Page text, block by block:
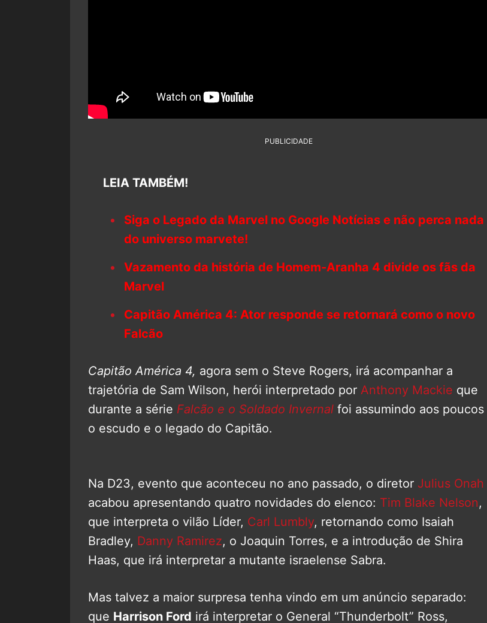
PUBLICIDADE
LEIA TAMBÉM!
Siga o Legado da Marvel no Google Notícias e não perca nada
do universo marvete!
Vazamento da história de Homem-Aranha 4 divide os fãs da
Marvel
Capitão América 4: Ator responde se retornará como o novo
Falcão
Capitão América 4, agora sem o Steve Rogers, irá acompanhar a
trajetória de Sam Wilson, herói interpretado por Anthony Mackie que
durante a série Falcão e o Soldado Invernal foi assumindo aos poucos
o escudo e o legado do Capitão.
Na D23, evento que aconteceu no ano passado, o diretor Julius Onah
acabou apresentando quatro novidades do elenco: Tim Blake Nelson,
que interpreta o vilão Líder, Carl Lumbly, retornando como Isaiah
Bradley, Danny Ramirez, o Joaquin Torres, e a introdução de Shira
Haas, que irá interpretar a mutante israelense Sabra.
Mas talvez a maior surpresa tenha vindo em um anúncio separado:
que Harrison Ford irá interpretar o General “Thunderbolt” Ross,